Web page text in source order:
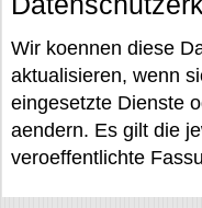
Wir koennen diese
aktualisieren, wenn
eingesetzte Dienste
aendern. Es gilt die
veroeffentlichte